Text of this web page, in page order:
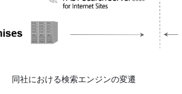
同社における検索エンジンの変遷